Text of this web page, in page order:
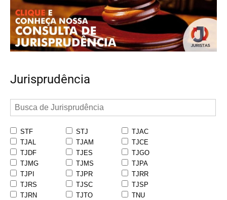
Jurisprudência
STF STJ
TJAC
TJAL
TJAM
TJCE
TJDF
TJES
TJGO
TJMG
TJMS
TJPA
TJPI
TJPR
TJRR
TJRS
TJSC
TJSP
TJRN
TJTO
TNU